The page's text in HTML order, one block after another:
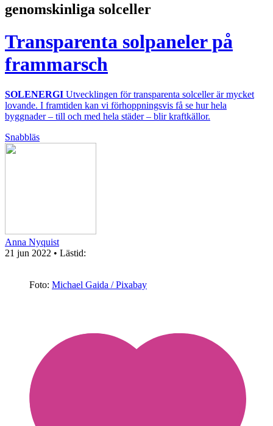
genomskinliga solceller
Transparenta solpaneler på
frammarsch
SOLENERGI Utvecklingen för transparenta solceller är mycket
lovande. I framtiden kan vi förhoppningsvis få se hur hela
byggnader – till och med hela städer – blir kraftkällor.
Snabbläs
Anna Nyquist
21 jun 2022 • Lästid:
Foto: Michael Gaida / Pixabay